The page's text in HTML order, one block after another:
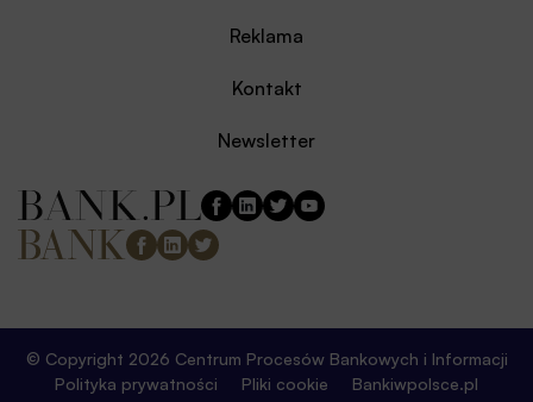
Reklama
Kontakt
Newsletter
© Copyright 2026 Centrum Procesów Bankowych i Informacji
Polityka prywatności
Pliki cookie Bankiwpolsce.pl